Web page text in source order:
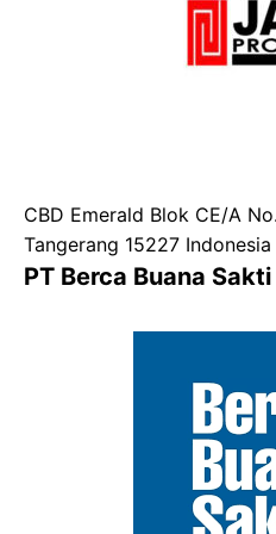
CBD Emerald Blok CE/A
Tangerang 15227 Indonesia
PT Berca Buana Sakti